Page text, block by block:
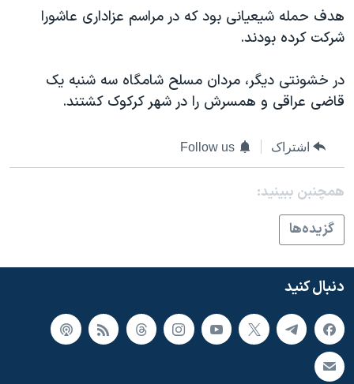
اسرائیل در جنگ
همایش محافظه‌کاران آمریکا «سی‌پک»
سفر پرزیدنت ترامپ به چین
هدف حمله شیعیانی بود که در مراسم عزاداری عاشورا
شرکت کرده بودند.
در خشونتی دیگر، مردان مسلح شامگاه سه شنبه یک
قاضی عراقی و همسرش را در شهر کرکوک کشتند.
اشتراک Follow us
همچنبن ببینید:
گزيده‌ها
دنبال کنید